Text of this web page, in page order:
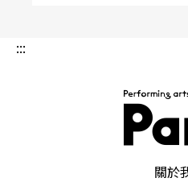
:::
關於